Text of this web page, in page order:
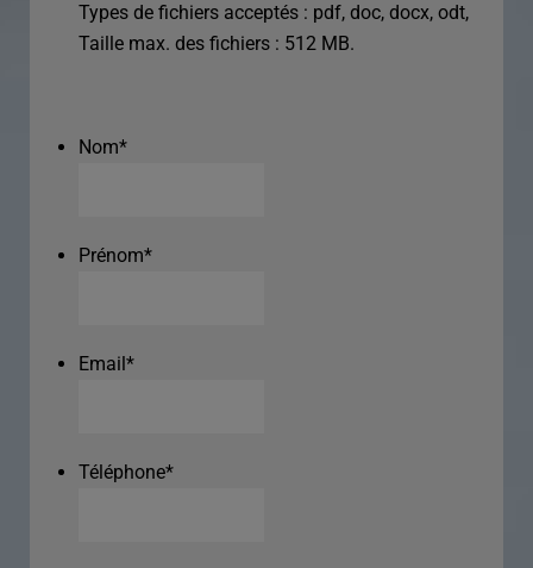
Types de fichiers acceptés : pdf, doc, docx, odt,
Taille max. des fichiers : 512 MB.
Nom*
Prénom*
Email*
Téléphone*